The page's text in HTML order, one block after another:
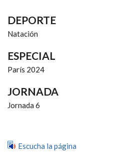
DEPORTE
Natación
ESPECIAL
París 2024
JORNADA
Jornada 6
Escucha la página